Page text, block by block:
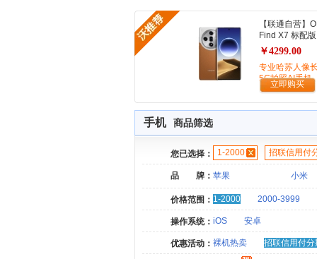
【联通自营】
Find X7 标配版
￥4299.00
专业哈苏人像
5G拍照AI手机
立即购买
手机 商品筛选
您已选择： 1-2000 招联信用付
品 牌： 苹果 小米
价格范围： 1-2000 2000-3999
操作系统： iOS 安卓
优惠活动： 裸机热卖 招联信用付分